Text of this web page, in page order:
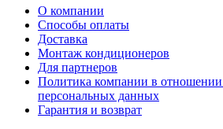
О компании
Способы оплаты
Доставка
Монтаж кондиционеров
Для партнеров
Политика компании в отношении
персональных данных
Гарантия и возврат